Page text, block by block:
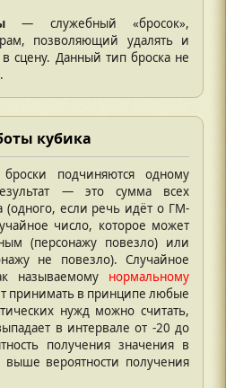
— служебный «бросок»,
позволяющий удалять и
сцену. Данный тип броска не
кубика
броски подчиняются одному
— это сумма всех
(одного, если речь идёт о ГМ-
число, которое может
(персонажу повезло) или
не повезло). Случайное
называемому нормальному
принимать в принципе любые
нужд можно считать,
в интервале от -20 до
получения значения в
выше вероятности получения